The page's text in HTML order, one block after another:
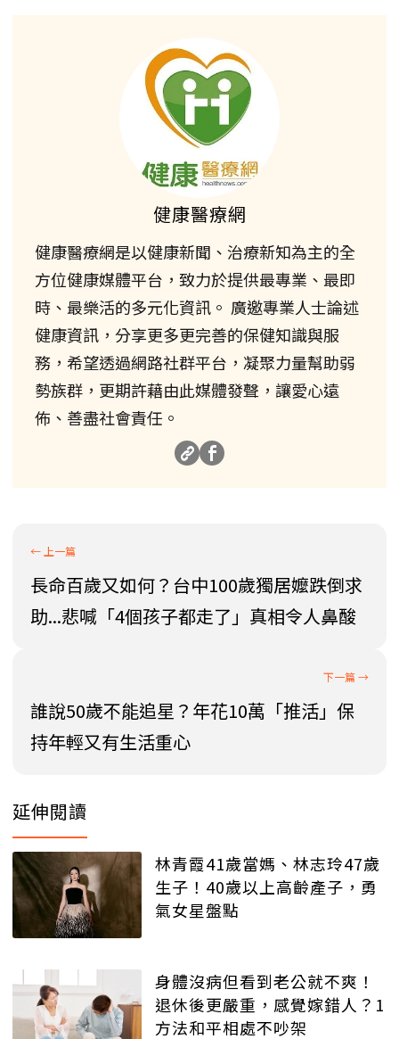
健康醫療網
健康醫療網是以健康新聞、治療新知為主的全
方位健康媒體平台，致力於提供最專業、最即
時、最樂活的多元化資訊。 廣邀專業人士論述
健康資訊，分享更多更完善的保健知識與服
務，希望透過網路社群平台，凝聚力量幫助弱
勢族群，更期許藉由此媒體發聲，讓愛心遠
佈、善盡社會責任。
長命百歲又如何？台中100歲獨居嬤跌倒求
助...悲喊「4個孩子都走了」真相令人鼻酸
誰說50歲不能追星？年花10萬「推活」保
持年輕又有生活重心
延伸閱讀
林青霞41歲當媽、林志玲47歲
生子！40歲以上高齡產子，勇
氣女星盤點
身體沒病但看到老公就不爽！
退休後更嚴重，感覺嫁錯人？1
方法和平相處不吵架